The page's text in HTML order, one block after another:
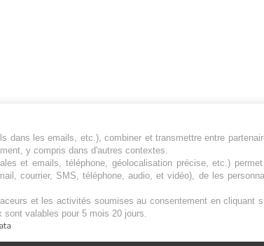
sportif qui traite
de la Ligue 1 et
de la Ligue 2 et du
|Powered by WM
Suivez-nous
les emails, etc.), combiner et transmettre entre
y compris dans d'autres contextes.
et emails, téléphone, géolocalisation précise, etc.)
courrier, SMS, téléphone, audio, et vidéo), de les
et les activités soumises au consentement en cliquant
valables pour 5 mois 20 jours.